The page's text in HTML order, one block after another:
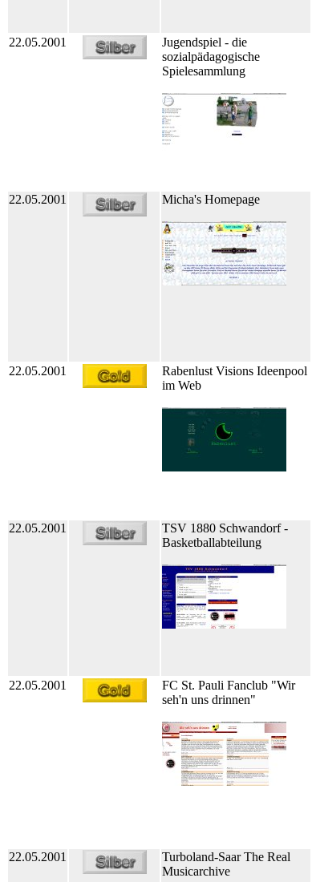
22.05.2001
Jugendspiel - die
sozialpädagogische
Spielesammlung
22.05.2001
Micha's Homepage
22.05.2001
Rabenlust Visions Ideenpool
im Web
22.05.2001
TSV 1880 Schwandorf -
Basketballabteilung
22.05.2001
FC St. Pauli Fanclub "Wir
seh'n uns drinnen"
22.05.2001
Turboland-Saar The Real
Musicarchive